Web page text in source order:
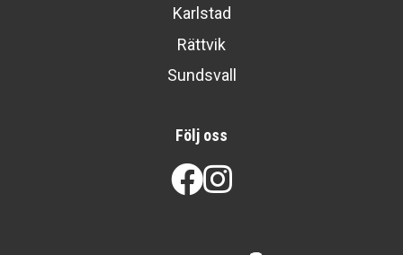
Karlstad
Rättvik
Sundsvall
Följ oss
Facebook
Instagram